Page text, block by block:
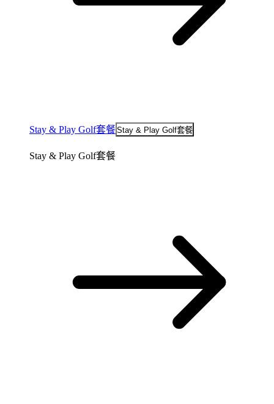
Stay & Play Golf套餐Stay & Play Golf套餐
Stay & Play Golf套餐